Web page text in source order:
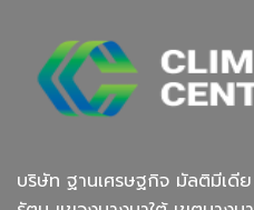
บริษัท ฐานเศรษฐกิจ มัลติมีเ